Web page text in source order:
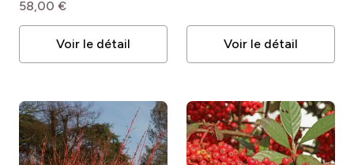
58,00 €
Voir le détail Voir le détail